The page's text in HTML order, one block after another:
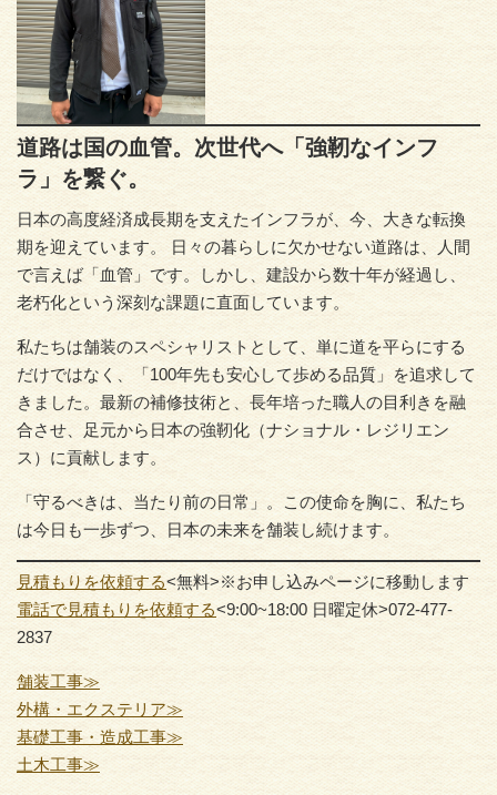
道路は国の血管。次世代へ「強靭なインフ
ラ」を繋ぐ。
日本の高度経済成長期を支えたインフラが、今、大きな転換
期を迎えています。 日々の暮らしに欠かせない道路は、人間
で言えば「血管」です。しかし、建設から数十年が経過し、
老朽化という深刻な課題に直面しています。
私たちは舗装のスペシャリストとして、単に道を平らにする
だけではなく、「100年先も安心して歩める品質」を追求して
きました。最新の補修技術と、長年培った職人の目利きを融
合させ、足元から日本の強靭化（ナショナル・レジリエン
ス）に貢献します。
「守るべきは、当たり前の日常」。この使命を胸に、私たち
は今日も一歩ずつ、日本の未来を舗装し続けます。
見積もりを依頼する<無料>※お申し込みページに移動します
電話で見積もりを依頼する<9:00~18:00 日曜定休>072-477-
2837
舗装工事≫
外構・エクステリア≫
基礎工事・造成工事≫
土木工事≫